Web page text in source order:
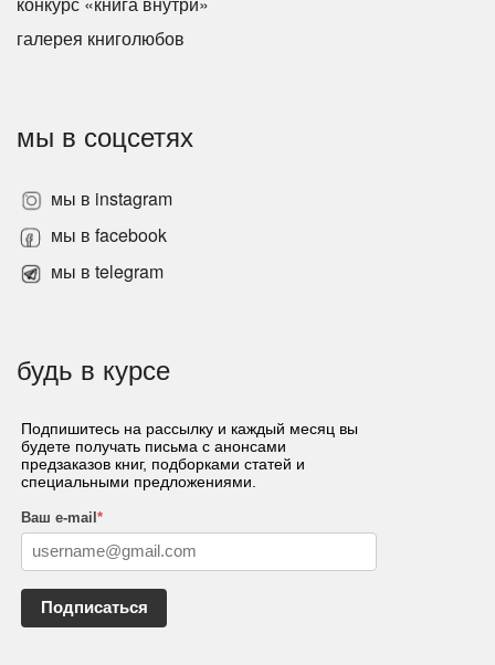
галерея книголюбов
мы в соцсетях
мы в instagram
мы в facebook
мы в telegram
будь в курсе
Подпишитесь на рассылку и каждый месяц вы
будете получать письма с анонсами
предзаказов книг, подборками статей и
специальными предложениями.
Ваш e-mail*
Подписаться